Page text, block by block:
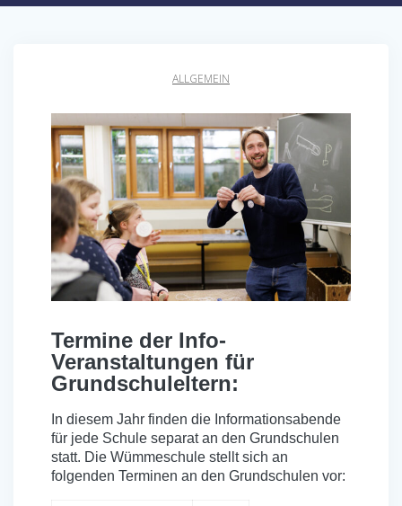
ALLGEMEIN
Termine der Info-
Veranstaltungen für
Grundschuleltern:
In diesem Jahr finden die Informationsabende
für jede Schule separat an den Grundschulen
statt. Die Wümmeschule stellt sich an
folgenden Terminen an den Grundschulen vor: